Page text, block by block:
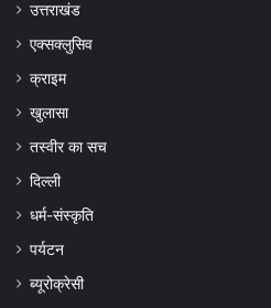
उत्तराखंड
एक्सक्लुसिव
क्राइम
खुलासा
तस्वीर का सच
दिल्ली
धर्म-संस्कृति
पर्यटन
ब्यूरोक्रेसी